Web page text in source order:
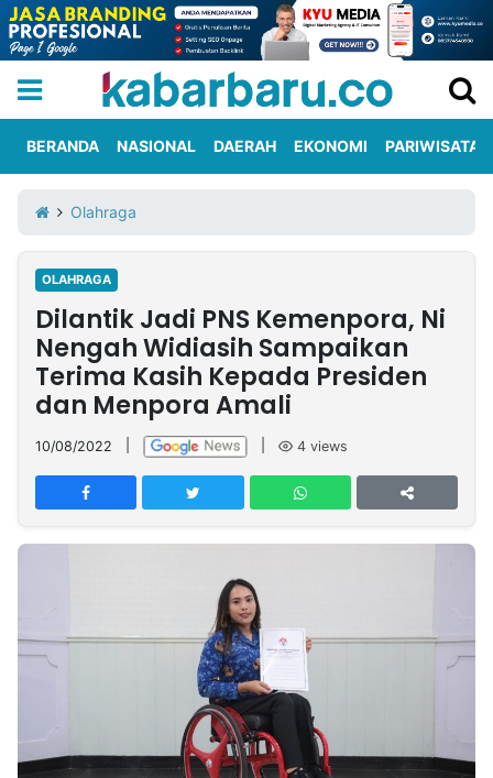
Iklan
Berita
Kami
Nasional
International
Olahraga
Entertainment
Daerah
Pariwisata
Kuliner
Kolom
Network
PT
TREETAN
MULTIMEDIA
INDONESIA
Insight
Suara
Time
Lens
Daily
Jogja
Jalan
Rakyat
Idealita
News
Kita
Notice
Dinamikapost.com
Radar
Baru
Seedbacklink
BERANDA NASIONAL DAERAH EKONOMI PARIWISATA
Olahraga
OLAHRAGA
Dilantik Jadi PNS Kemenpora, Ni
Nengah Widiasih Sampaikan
Terima Kasih Kepada Presiden
dan Menpora Amali
10/08/2022 4 views